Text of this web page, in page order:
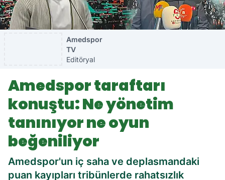
Amedspor
TV
Editöryal
Amedspor taraftarı
konuştu: Ne yönetim
tanınıyor ne oyun
beğeniliyor
Amedspor'un iç saha ve deplasmandaki
puan kayıpları tribünlerde rahatsızlık